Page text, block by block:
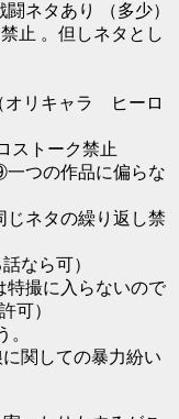
ネタあり （多少）
止 。但しネタとし
オリキャラ ヒーロ
ストーク禁止
つの作品に偏らな
ネタの繰り返し禁
なら可）
撮に入らないので
可）
関しての暴力紛い